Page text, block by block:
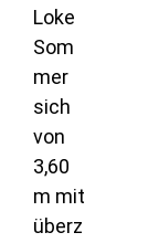
Loke
Som
mer
sich
von
3,60
m mit
überz